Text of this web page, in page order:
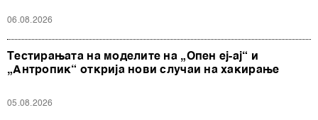
06.08.2026
Тестирањата на моделите на „Опен еј-ај“ и
„Антропик“ открија нови случаи на хакирање
05.08.2026